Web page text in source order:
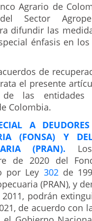
Agrario de
Sector
difundir las
énfasis en
de
el presente
las
Colombia.
A
(FONSA) Y
(PRAN).
de 2020 del
por Ley 302de
(PRAN), y
podrán
de acuerdo con